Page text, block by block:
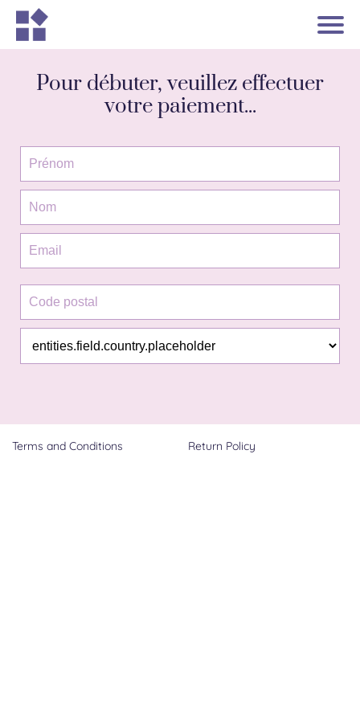
Pour débuter, veuillez effectuer
votre paiement...
Terms and Conditions Return Policy